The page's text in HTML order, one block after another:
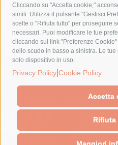
Cliccando su "Accetta cookie,"
simili. Utilizza il pulsante "Gestisci
scelte o "Rifiuta tutto" per proseguire
necessari. Puoi modificare le tue
cliccando sul link "Preferenze
dello scudo in basso a sinistra. Le
solo dispositivo in uso.
Privacy Policy Cookie Policy
Accetta
Rifiuta
sindaco cuomo
sorrento
turismo
Vico Equense villa
© 2015 SorrentoPress. All rights
Il giornale online della Penisola
Cookie Policy